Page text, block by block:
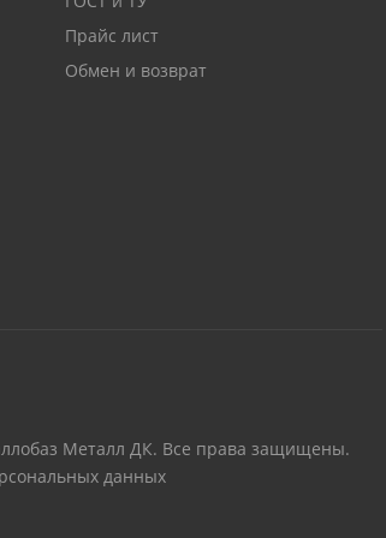
Прайс лист
Обмен и возврат
Металл ДК. Все права защищены.
данных